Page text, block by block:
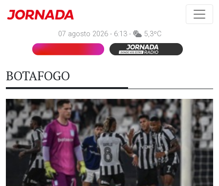
07 agosto 2026 - 6:13 - 5,3ºC
BOTAFOGO